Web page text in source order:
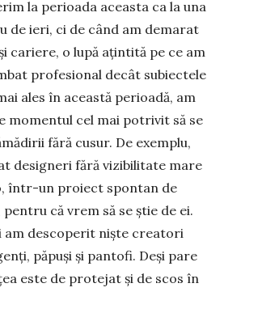
la perioada aceasta ca la una
de ieri, ci de când am demarat
cariere, o lupă ațintită pe ce am
profesional decât su­biectele
ales în această perioadă, am
momen­tul cel mai potrivit să se
fără cusur. De exemplu,
designeri fără vizibilitate mare
într-un proiect spontan de
că vrem să se știe de ei.
am descoperit niște creatori
păpuși și pantofi. Deși pare
este de protejat și de scos în